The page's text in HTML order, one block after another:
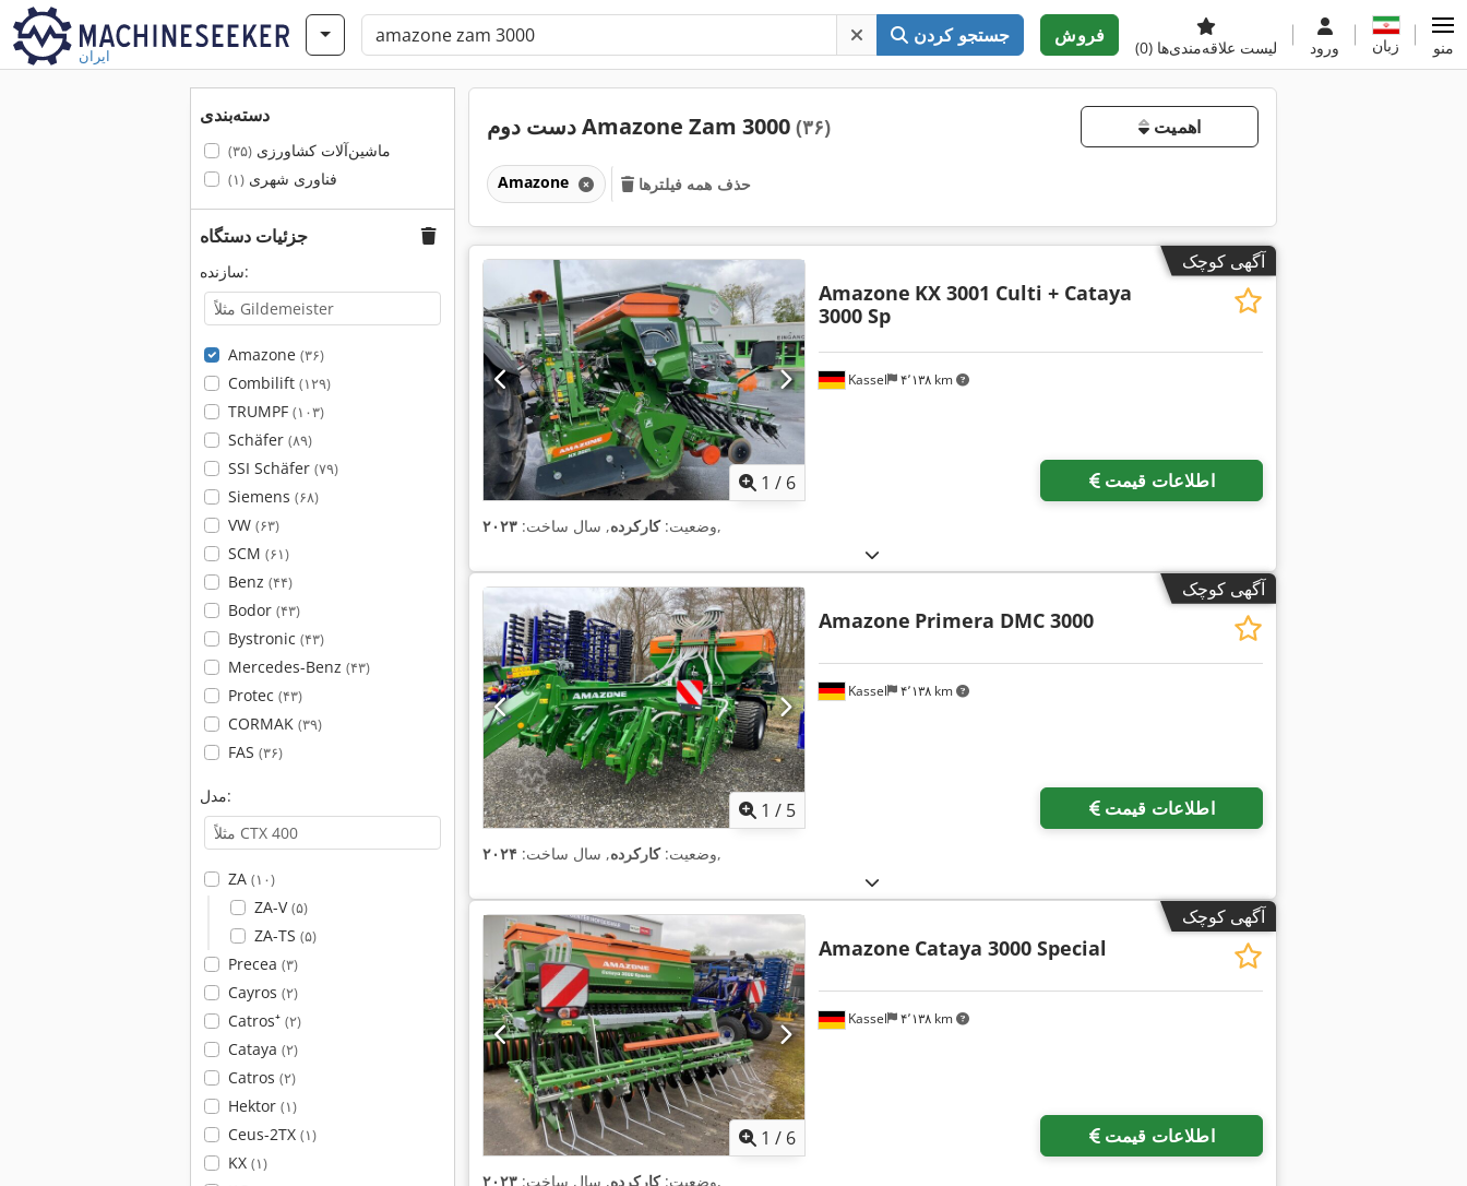
ایران
جستجو کردن فروش
لیست علاقه‌مندی‌ها (0) ورود زبان منو
دسته‌بندی
ماشین‌آلات کشاورزی(۳۵)
فناوری شهری(۱)
جزئیات دستگاه
سازنده:
Amazone (۳۶)
Combilift (۱۲۹)
TRUMPF (۱۰۳)
Schäfer (۸۹)
SSI Schäfer (۷۹)
Siemens (۶۸)
VW (۶۳)
SCM (۶۱)
Benz (۴۴)
Bodor (۴۳)
Bystronic (۴۳)
Mercedes-Benz (۴۳)
Protec (۴۳)
CORMAK (۳۹)
FAS (۳۶)
مدل:
ZA (۱۰)
ZA-V(۵)
ZA-TS (۵)
Precea (۳)
Cayros (۲)
Catros⁺ (۲)
Cataya (۲)
Catros (۲)
Hektor (۱)
Ceus-2TX (۱)
KX (۱)
دست دوم Amazone Zam 3000 (۳۶) اهمیت
Amazone حذف همه فیلترها
آگهی کوچک
1 / 6
Kassel ۴٬۱۳۸ km
Amazone KX 3001 Culti + Cataya
3000 Sp
اطلاعات قیمت
وضعیت:کارکرده, سال ساخت: ۲۰۲۳ ,
آگهی کوچک
1 / 5
Kassel ۴٬۱۳۸ km
Amazone Primera DMC 3000
اطلاعات قیمت
وضعیت:کارکرده, سال ساخت: ۲۰۲۴ ,
آگهی کوچک
1 / 6
Kassel ۴٬۱۳۸ km
Amazone Cataya 3000 Special
اطلاعات قیمت
وضعیت:کارکرده, سال ساخت: ۲۰۲۳ ,